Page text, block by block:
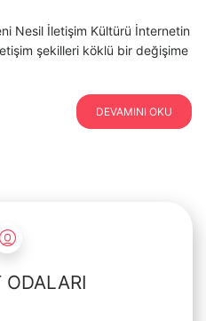
Nesil İletişim Kültürü İnternetin
şekilleri köklü bir değişime
DEVAMINI OKU
ODALARI